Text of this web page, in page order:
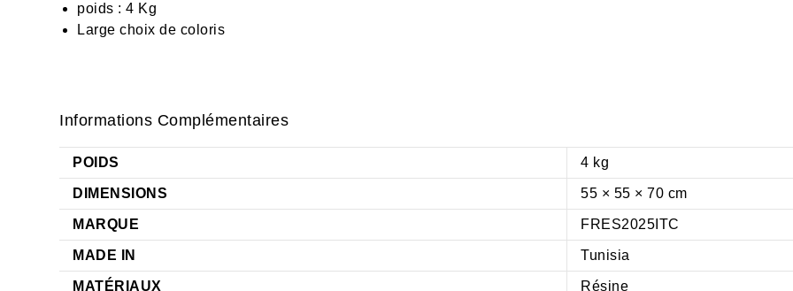
poids : 4 Kg
Large choix de coloris
Informations Complémentaires
POIDS 4 kg
DIMENSIONS 55 × 55 × 70 cm
MARQUE FRES2025ITC
MADE IN Tunisia
MATÉRIAUX Résine